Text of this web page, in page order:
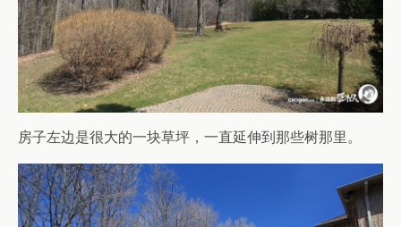
房子左边是很大的一块草坪，一直延伸到那些树那里。